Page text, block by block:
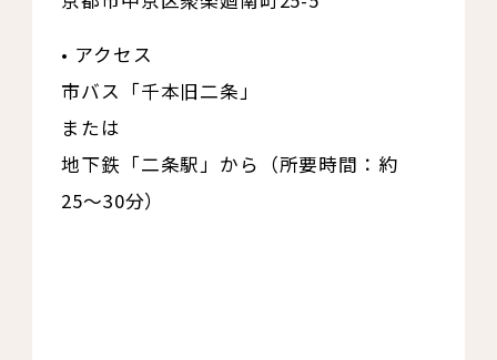
• アクセス
市バス「千本旧二条」
または
地下鉄「二条駅」から（所要時間：約
25〜30分）